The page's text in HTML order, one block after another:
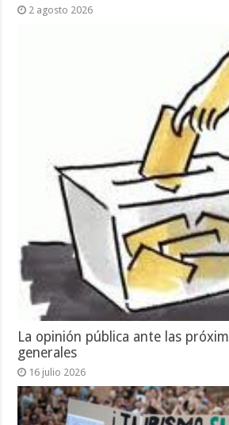
2 agosto 2026
La opinión pública ante las
generales
16 julio 2026